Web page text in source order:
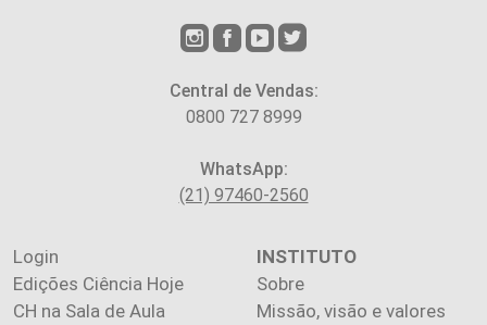
Central de Vendas:
0800 727 8999
WhatsApp:
(21) 97460-2560
Login
Edições Ciência Hoje
CH na Sala de Aula
INSTITUTO
Sobre
Missão, visão e valores